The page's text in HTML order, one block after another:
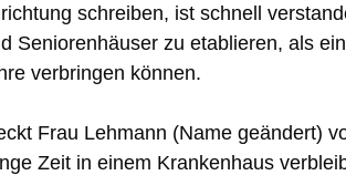
schreiben, ist schnell
Seniorenhäuser zu etablieren, als
verbringen können.
Frau Lehmann (Name geändert)
Zeit in einem Krankenhaus